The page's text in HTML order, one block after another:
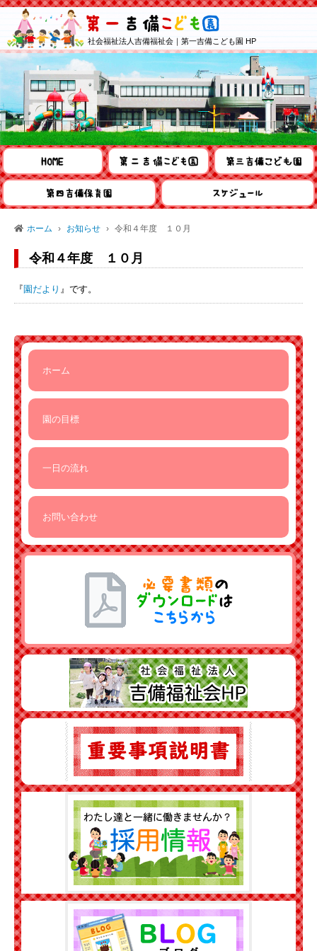
社会福祉法人吉備福祉会｜第一吉備こども園 HP
ホーム お知らせ 令和４年度 １０月
令和４年度 １０月
『園だより 』です。
ホーム
園の目標
一日の流れ
お問い合わせ